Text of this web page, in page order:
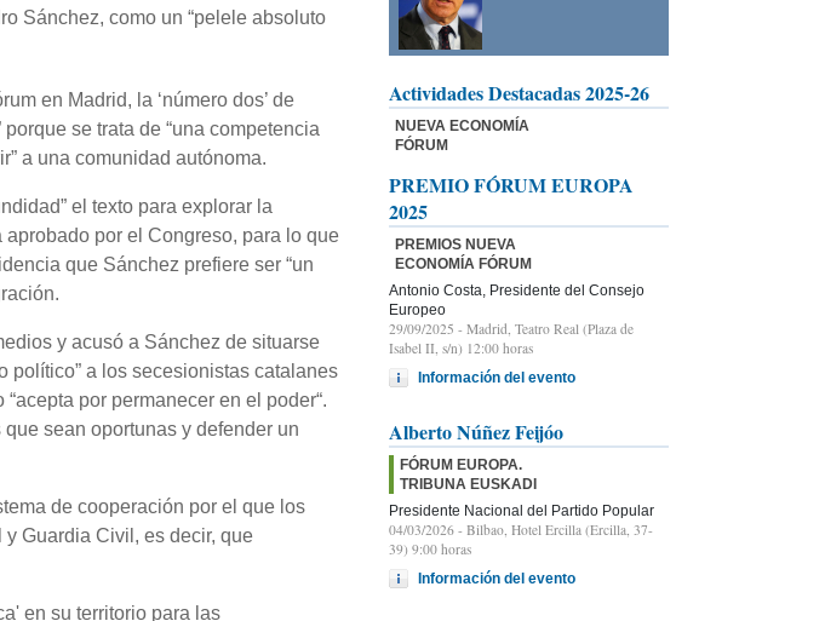
Sánchez, como un “pelele absoluto
en Madrid, la ‘número dos’ de
se trata de “una competencia
a una comunidad autónoma.
el texto para explorar la
por el Congreso, para lo que
que Sánchez prefiere ser “un
y acusó a Sánchez de situarse
político” a los secesionistas catalanes
por permanecer en el poder“.
sean oportunas y defender un
de cooperación por el que los
Guardia Civil, es decir, que
en su territorio para las
Actividades Destacadas 2025-26
NUEVA ECONOMÍA
FÓRUM
PREMIO FÓRUM EUROPA
2025
PREMIOS NUEVA
ECONOMÍA FÓRUM
Antonio Costa, Presidente del Consejo
Europeo
29/09/2025 - Madrid, Teatro Real (Plaza de
Isabel II, s/n) 12:00 horas
Información del evento
Alberto Núñez Feijóo
FÓRUM EUROPA.
TRIBUNA EUSKADI
Presidente Nacional del Partido Popular
04/03/2026 - Bilbao, Hotel Ercilla (Ercilla, 37-
39) 9:00 horas
Información del evento